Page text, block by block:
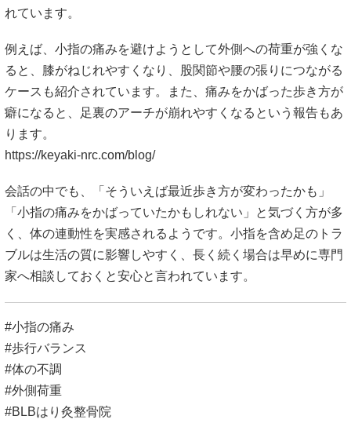
れています。
例えば、小指の痛みを避けようとして外側への荷重が強くな
ると、膝がねじれやすくなり、股関節や腰の張りにつながる
ケースも紹介されています。また、痛みをかばった歩き方が
癖になると、足裏のアーチが崩れやすくなるという報告もあ
ります。
https://keyaki-nrc.com/blog/
会話の中でも、「そういえば最近歩き方が変わったかも」
「小指の痛みをかばっていたかもしれない」と気づく方が多
く、体の連動性を実感されるようです。小指を含め足のトラ
ブルは生活の質に影響しやすく、長く続く場合は早めに専門
家へ相談しておくと安心と言われています。
#小指の痛み
#歩行バランス
#体の不調
#外側荷重
#BLBはり灸整骨院